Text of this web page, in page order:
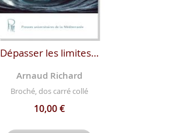
Dépasser les limites…
Arnaud Richard
Broché, dos carré collé
10,00 €